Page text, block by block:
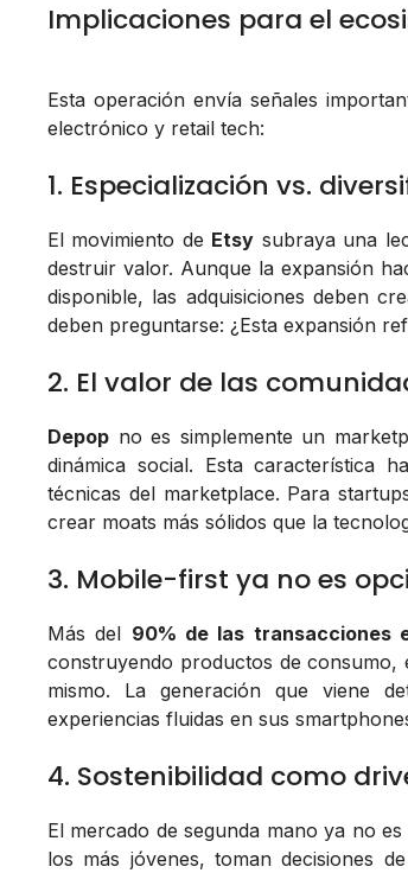
Implicaciones para el
Esta operación envía señales
electrónico y retail tech:
1. Especialización vs.
El movimiento de Etsy subraya una
destruir valor. Aunque la expansión
disponible, las adquisiciones deben
deben preguntarse: ¿Esta expansión
2. El valor de las
Depop no es simplemente un
dinámica social. Esta característica
técnicas del marketplace. Para
crear moats más sólidos que la
3. Mobile-first ya no es
Más del 90% de las transacciones
construyendo productos de consumo,
mismo. La generación que viene
experiencias fluidas en sus
4. Sostenibilidad como
El mercado de segunda mano ya no
los más jóvenes, toman decisiones